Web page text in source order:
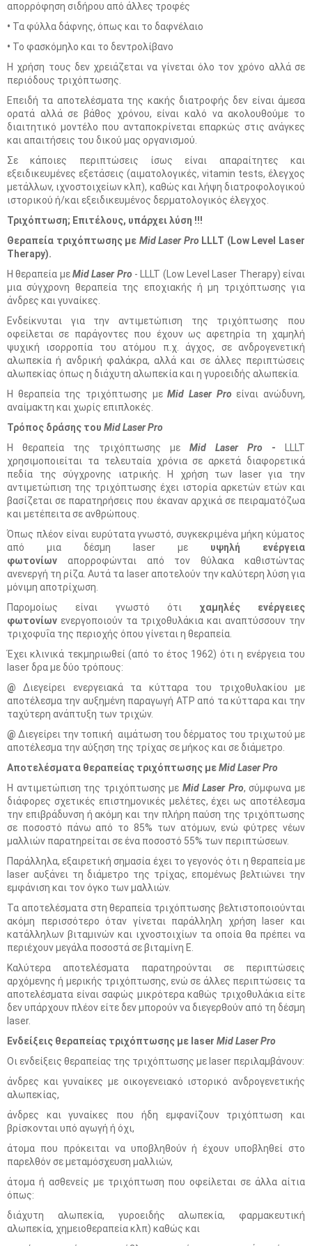
απορρόφηση σιδήρου από άλλες τροφές
• Τα φύλλα δάφνης, όπως και το δαφνέλαιο
• Το φασκόμηλο και το δεντρολίβανο
Η χρήση τους δεν χρειάζεται να γίνεται όλο τον χρόνο αλλά σε
περιόδους τριχόπτωσης.
Επειδή τα αποτελέσματα της κακής διατροφής δεν είναι άμεσα
ορατά αλλά σε βάθος χρόνου, είναι καλό να ακολουθούμε το
διαιτητικό μοντέλο που ανταποκρίνεται επαρκώς στις ανάγκες
και απαιτήσεις του δικού μας οργανισμού.
Σε κάποιες περιπτώσεις ίσως είναι απαραίτητες και
εξειδικευμένες εξετάσεις (αιματολογικές, vitamin tests, έλεγχος
μετάλλων, ιχνοστοιχείων κλπ), καθώς και λήψη διατροφολογικού
ιστορικού ή/και εξειδικευμένος δερματολογικός έλεγχος.
Τριχόπτωση; Επιτέλους, υπάρχει λύση !!!
Θεραπεία τριχόπτωσης με Mid Laser ProLLLT (Low Level Laser
Therapy).
Η θεραπεία μεMid Laser Pro- LLLT (Low Level Laser Therapy) είναι
μια σύγχρονη θεραπεία της εποχιακής ή μη τριχόπτωσης για
άνδρες και γυναίκες.
Ενδείκνυται για την αντιμετώπιση της τριχόπτωσης που
οφείλεται σε παράγοντες που έχουν ως αφετηρία τη χαμηλή
ψυχική ισορροπία του ατόμου π.χ. άγχος, σε ανδρογενετική
αλωπεκία ή ανδρική φαλάκρα, αλλά και σε άλλες περιπτώσεις
αλωπεκίας όπως η διάχυτη αλωπεκία και η γυροειδής αλωπεκία.
Η θεραπεία της τριχόπτωσης μεMid Laser Proείναι ανώδυνη,
αναίμακτη και χωρίς επιπλοκές.
Τρόπος δράσης του Mid Laser Pro
Η θεραπεία της τριχόπτωσης με Mid Laser Pro -
LLLT
χρησιμοποιείται τα τελευταία χρόνια σε αρκετά διαφορετικά
πεδία της σύγχρονης ιατρικής. Η χρήση των laser για την
αντιμετώπιση της τριχόπτωσης έχει ιστορία αρκετών ετών και
βασίζεται σε παρατηρήσεις που έκαναν αρχικά σε πειραματόζωα
και μετέπειτα σε ανθρώπους.
Όπως πλέον είναι ευρύτατα γνωστό, συγκεκριμένα μήκη κύματος
από μια δέσμη laser με υψηλή ενέργεια
φωτονίων απορροφώνται από τον θύλακα καθιστώντας
ανενεργή τη ρίζα. Αυτά τα laser αποτελούν την καλύτερη λύση για
μόνιμη αποτρίχωση.
Παρομοίως είναι γνωστό ότι χαμηλές ενέργειες
φωτονίων ενεργοποιούν τα τριχοθυλάκια και αναπτύσσουν την
τριχοφυΐα της περιοχής όπου γίνεται η θεραπεία.
Έχει κλινικά τεκμηριωθεί (από το έτος 1962) ότι η ενέργεια του
laser δρα με δύο τρόπους:
@Διεγείρει ενεργειακά τα κύτταρα του τριχοθυλακίου με
αποτέλεσμα την αυξημένη παραγωγή ATP από τα κύτταρα και την
ταχύτερη ανάπτυξη των τριχών.
@Διεγείρει την τοπική αιμάτωση του δέρματος του τριχωτού με
αποτέλεσμα την αύξηση της τρίχας σε μήκος και σε διάμετρο.
Αποτελέσματα θεραπείας τριχόπτωσης μεMid Laser Pro
Η αντιμετώπιση της τριχόπτωσης με Mid Laser Pro, σύμφωνα με
διάφορες σχετικές επιστημονικές μελέτες, έχει ως αποτέλεσμα
την επιβράδυνση ή ακόμη και την πλήρη παύση της τριχόπτωσης
σε ποσοστό πάνω από το 85% των ατόμων, ενώ φύτρες νέων
μαλλιών παρατηρείται σε ένα ποσοστό 55% των περιπτώσεων.
Παράλληλα, εξαιρετική σημασία έχει το γεγονός ότι η θεραπεία με
laser αυξάνει τη διάμετρο της τρίχας, επομένως βελτιώνει την
εμφάνιση και τον όγκο των μαλλιών.
Τα αποτελέσματα στη θεραπεία τριχόπτωσης βελτιστοποιούνται
ακόμη περισσότερο όταν γίνεται παράλληλη χρήση laser και
κατάλληλων βιταμινών και ιχνοστοιχίων τα οποία θα πρέπει να
περιέχουν μεγάλα ποσοστά σε βιταμίνη Ε.
Καλύτερα αποτελέσματα παρατηρούνται σε περιπτώσεις
αρχόμενης ή μερικής τριχόπτωσης, ενώ σε άλλες περιπτώσεις τα
αποτελέσματα είναι σαφώς μικρότερα καθώς τριχοθυλάκια είτε
δεν υπάρχουν πλέον είτε δεν μπορούν να διεγερθούν από τη δέσμη
laser.
Ενδείξεις θεραπείας τριχόπτωσης με laser Mid Laser Pro
Οι ενδείξεις θεραπείας της τριχόπτωσης με laser περιλαμβάνουν:
άνδρες και γυναίκες με οικογενειακό ιστορικό ανδρογενετικής
αλωπεκίας,
άνδρες και γυναίκες που ήδη εμφανίζουν τριχόπτωση και
βρίσκονται υπό αγωγή ή όχι,
άτομα που πρόκειται να υποβληθούν ή έχουν υποβληθεί στο
παρελθόν σε μεταμόσχευση μαλλιών,
άτομα ή ασθενείς με τριχόπτωση που οφείλεται σε άλλα αίτια
όπως:
διάχυτη αλωπεκία, γυροειδής αλωπεκία, φαρμακευτική
αλωπεκία, χημειοθεραπεία κλπ) καθώς και